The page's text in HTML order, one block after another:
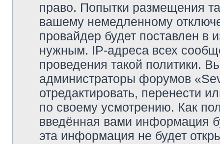
право. Попытки размещения
вашему немедленному
провайдер будет поставлен в
нужным. IP-адреса всех
проведения такой политики.
администраторы форумов
отредактировать, перенести
по своему усмотрению. Как
введённая вами информация
эта информация не будет